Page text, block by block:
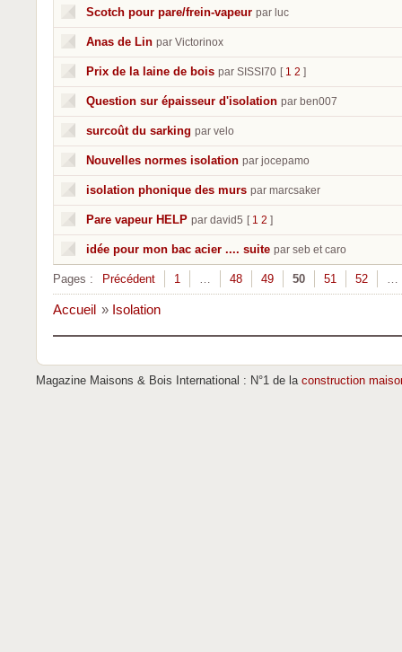
Scotch pour pare/frein-vapeur par luc
Anas de Lin par Victorinox
Prix de la laine de bois par SISSI70 [ 1 2 ]
Question sur épaisseur d'isolation par ben007
surcoût du sarking par velo
Nouvelles normes isolation par jocepamo
isolation phonique des murs par marcsaker
Pare vapeur HELP par david5 [ 1 2 ]
idée pour mon bac acier .... suite par seb et caro
Pages : Précédent 1 … 48 49 50 51 52 …
Accueil » Isolation
Magazine Maisons & Bois International : N°1 de la construction